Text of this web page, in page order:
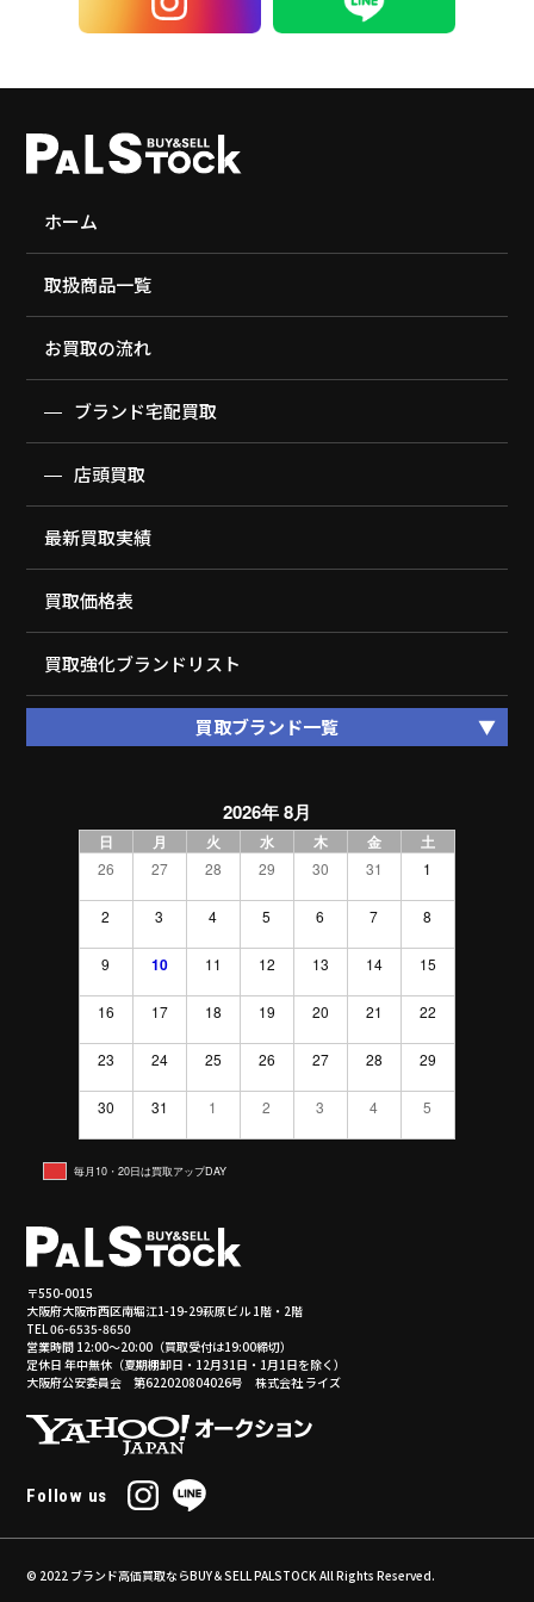
ホーム
取扱商品一覧
お買取の流れ
ブランド宅配買取
店頭買取
最新買取実績
買取価格表
買取強化ブランドリスト
買取ブランド一覧
2026年 8月
日 月 火 水 木 金 土
26 27 28 29 30 31 1
2 3 4 5 6 7 8
9 10 11 12 13 14 15
16 17 18 19 20 21 22
23 24 25 26 27 28 29
30 31 1 2 3 4 5
毎月10・20日は買取アップDAY
〒550-0015
大阪府大阪市西区南堀江1-19-29萩原ビル 1階・2階
TEL 06-6535-8650
営業時間 12:00～20:00（買取受付は19:00締切）
定休日 年中無休（夏期棚卸日・12月31日・1月1日を除く）
大阪府公安委員会 第622020804026号 株式会社 ライズ
Follow us
© 2022 ブランド高価買取ならBUY＆SELL PALSTOCK All Rights Reserved.